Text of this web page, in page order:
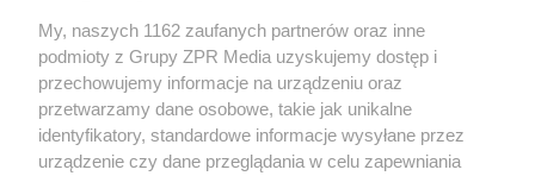
My, naszych 1162 zaufanych partnerów oraz inne
podmioty z Grupy ZPR Media uzyskujemy dostęp i
przechowujemy informacje na urządzeniu oraz
przetwarzamy dane osobowe, takie jak unikalne
identyfikatory, standardowe informacje wysyłane przez
urządzenie czy dane przeglądania w celu zapewniania